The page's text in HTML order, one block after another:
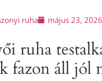
ruha május 23, 2026
ruha
fazon áll jól